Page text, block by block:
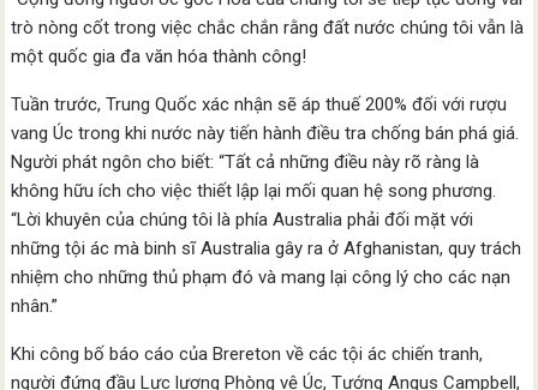
trò nòng cốt trong việc chắc chắn rằng đất nước chúng tôi vẫn là
một quốc gia đa văn hóa thành công!
Tuần trước, Trung Quốc xác nhận sẽ áp thuế 200% đối với rượu
vang Úc trong khi nước này tiến hành điều tra chống bán phá giá.
Người phát ngôn cho biết: “Tất cả những điều này rõ ràng là
không hữu ích cho việc thiết lập lại mối quan hệ song phương.
“Lời khuyên của chúng tôi là phía Australia phải đối mặt với
những tội ác mà binh sĩ Australia gây ra ở Afghanistan, quy trách
nhiệm cho những thủ phạm đó và mang lại công lý cho các nạn
nhân.”
Khi công bố báo cáo của Brereton về các tội ác chiến tranh,
người đứng đầu Lực lượng Phòng vệ Úc, Tướng Angus Campbell,